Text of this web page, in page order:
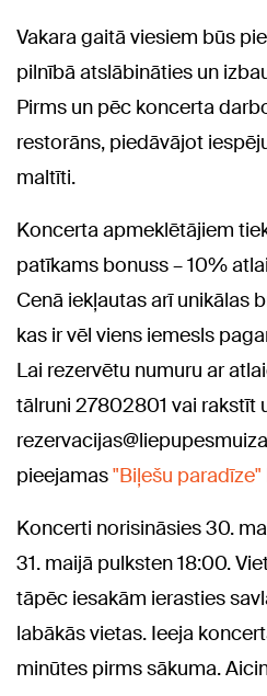
Vakara gaitā viesiem būs
pilnībā atslābināties un
Pirms un pēc koncerta
restorāns, piedāvājot
maltīti.
Koncerta apmeklētājiem
patīkams bonuss – 10%
Cenā iekļautas arī unikālas
kas ir vēl viens iemesls
Lai rezervētu numuru ar
tālruni 27802801 vai rakstīt
pieejamas"Biļešu paradīze"
Koncerti norisināsies 30.
31. maijā pulksten 18:00.
tāpēc iesakām ierasties
labākās vietas. Ieeja
minūtes pirms sākuma.